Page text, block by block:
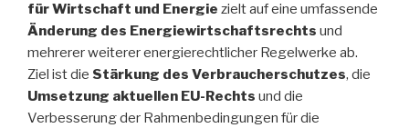
für Wirtschaft und Energie zielt auf eine umfassende
Änderung des Energiewirtschaftsrechts und
mehrerer weiterer energierechtlicher Regelwerke ab.
Ziel ist die Stärkung des Verbraucherschutzes, die
Umsetzung aktuellen EU-Rechts und die
Verbesserung der Rahmenbedingungen für die